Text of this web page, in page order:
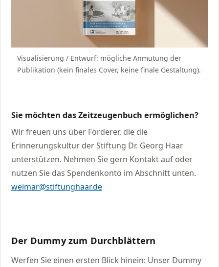
Visualisierung / Entwurf: mögliche Anmutung der
Publikation (kein finales Cover, keine finale Gestaltung).
Sie möchten das Zeitzeugenbuch ermöglichen?
Wir freuen uns über Förderer, die die
Erinnerungskultur der Stiftung Dr. Georg Haar
unterstützen. Nehmen Sie gern Kontakt auf oder
nutzen Sie das Spendenkonto im Abschnitt unten.
weimar@stiftunghaar.de
Der Dummy zum Durchblättern
Werfen Sie einen ersten Blick hinein: Unser Dummy